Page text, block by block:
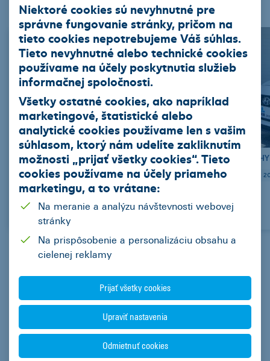
Nákladné vozidla Stroje
OPEL Vivaro Van dodávka (C) Diesel
2021 19955 skrina Manuál (6 st.) Diesel 88
Pozrieť všetky
Niektoré cookies sú nevyhnutné pre
správne fungovanie stránky, pričom na
tieto cookies nepotrebujeme Váš súhlas.
Tieto nevyhnutné alebo technické cookies
používame na účely poskytnutia služieb
informačnej spoločnosti.
Všetky ostatné cookies, ako napríklad
marketingové, štatistické alebo
analytické cookies používame len s vašim
súhlasom, ktorý nám udelíte zakliknutím
možnosti „prijať všetky cookies“. Tieto
cookies používame na účely priameho
marketingu, a to vrátane:
Na meranie a analýzu návštevnosti webovej
stránky
Na prispôsobenie a personalizáciu obsahu a
cielenej reklamy
Prijať všetky cookies
Upraviť nastavenia
Odmietnuť cookies